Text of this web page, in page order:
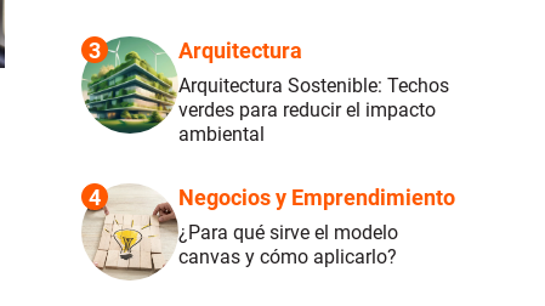
3 Arquitectura
Arquitectura Sostenible: Techos
verdes para reducir el impacto
ambiental
4 Negocios y Emprendimiento
¿Para qué sirve el modelo
canvas y cómo aplicarlo?